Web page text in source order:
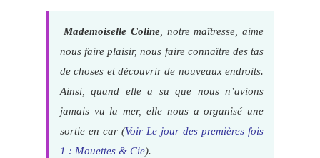
Mademoiselle Coline, notre maîtresse, aime
nous faire plaisir, nous faire connaître des tas
de choses et découvrir de nouveaux endroits.
Ainsi, quand elle a su que nous n’avions
jamais vu la mer, elle nous a organisé une
sortie en car (Voir Le jour des premières fois
1 : Mouettes & Cie).